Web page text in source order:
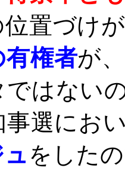
置づけ
権者が
ではない
事選にお
をした